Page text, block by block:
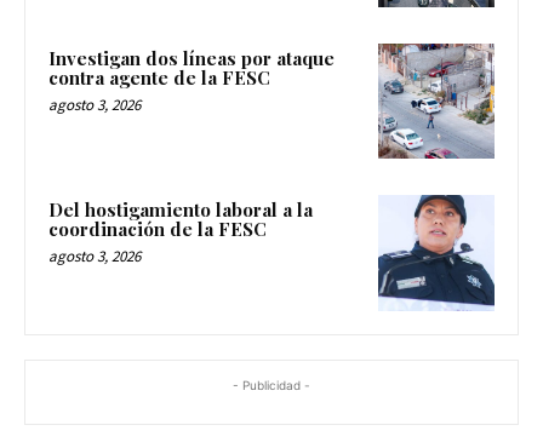
Investigan dos líneas por ataque
contra agente de la FESC
agosto 3, 2026
Del hostigamiento laboral a la
coordinación de la FESC
agosto 3, 2026
- Publicidad -